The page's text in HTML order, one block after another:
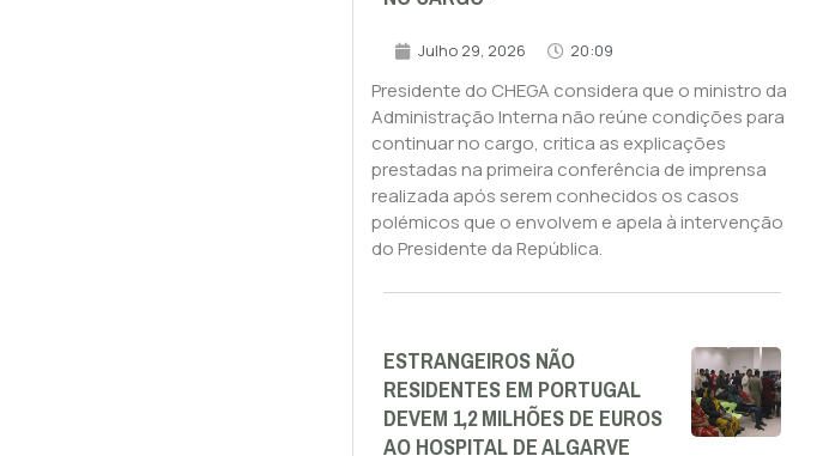
Julho 29, 2026 20:09
Presidente do CHEGA considera que o ministro da
Administração Interna não reúne condições para
continuar no cargo, critica as explicações
prestadas na primeira conferência de imprensa
realizada após serem conhecidos os casos
polémicos que o envolvem e apela à intervenção
do Presidente da República.
ESTRANGEIROS NÃO
RESIDENTES EM PORTUGAL
DEVEM 1,2 MILHÕES DE EUROS